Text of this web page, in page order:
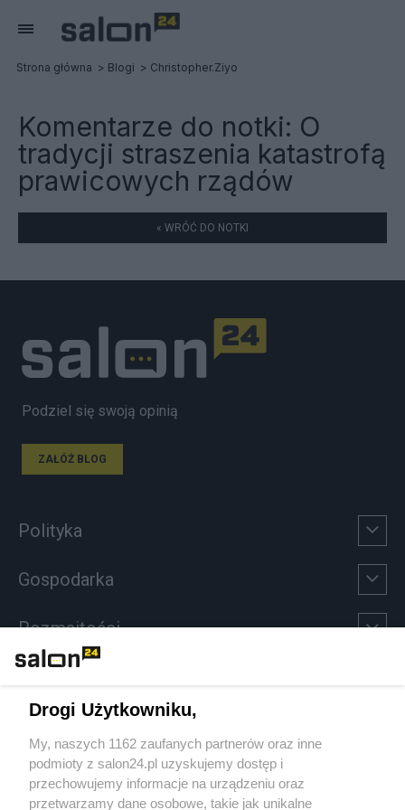
Strona główna Blogi Christopher.Ziyo
Komentarze do notki: O
tradycji straszenia katastrofą
prawicowych rządów
« WRÓĆ DO NOTKI
Podziel się swoją opinią
ZAŁÓŻ BLOG
Polityka
Gospodarka
Rozmaitości
Sport
Społeczeństwo
Drogi Użytkowniku,
My, naszych 1162 zaufanych partnerów oraz inne
podmioty z salon24.pl uzyskujemy dostęp i
przechowujemy informacje na urządzeniu oraz
przetwarzamy dane osobowe, takie jak unikalne